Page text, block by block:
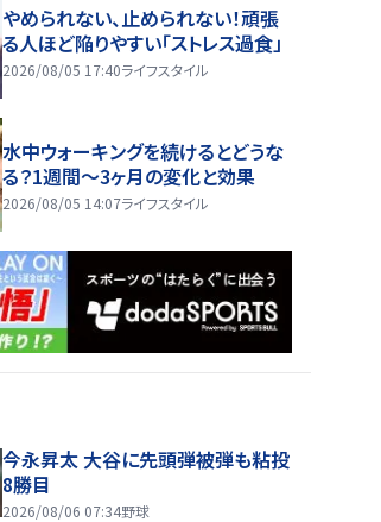
やめられない、止められない！頑張
る人ほど陥りやすい「ストレス過食」
2026/08/05 17:40ライフスタイル
水中ウォーキングを続けるとどうな
る？1週間～3ヶ月の変化と効果
2026/08/05 14:07ライフスタイル
今永昇太 大谷に先頭弾被弾も粘投
8勝目
2026/08/06 07:34野球